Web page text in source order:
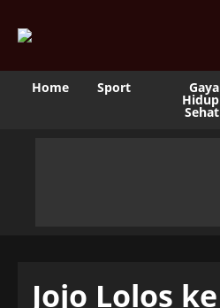
Home Sport Gaya
Hidup
Sehat
Jojo Lolos ke